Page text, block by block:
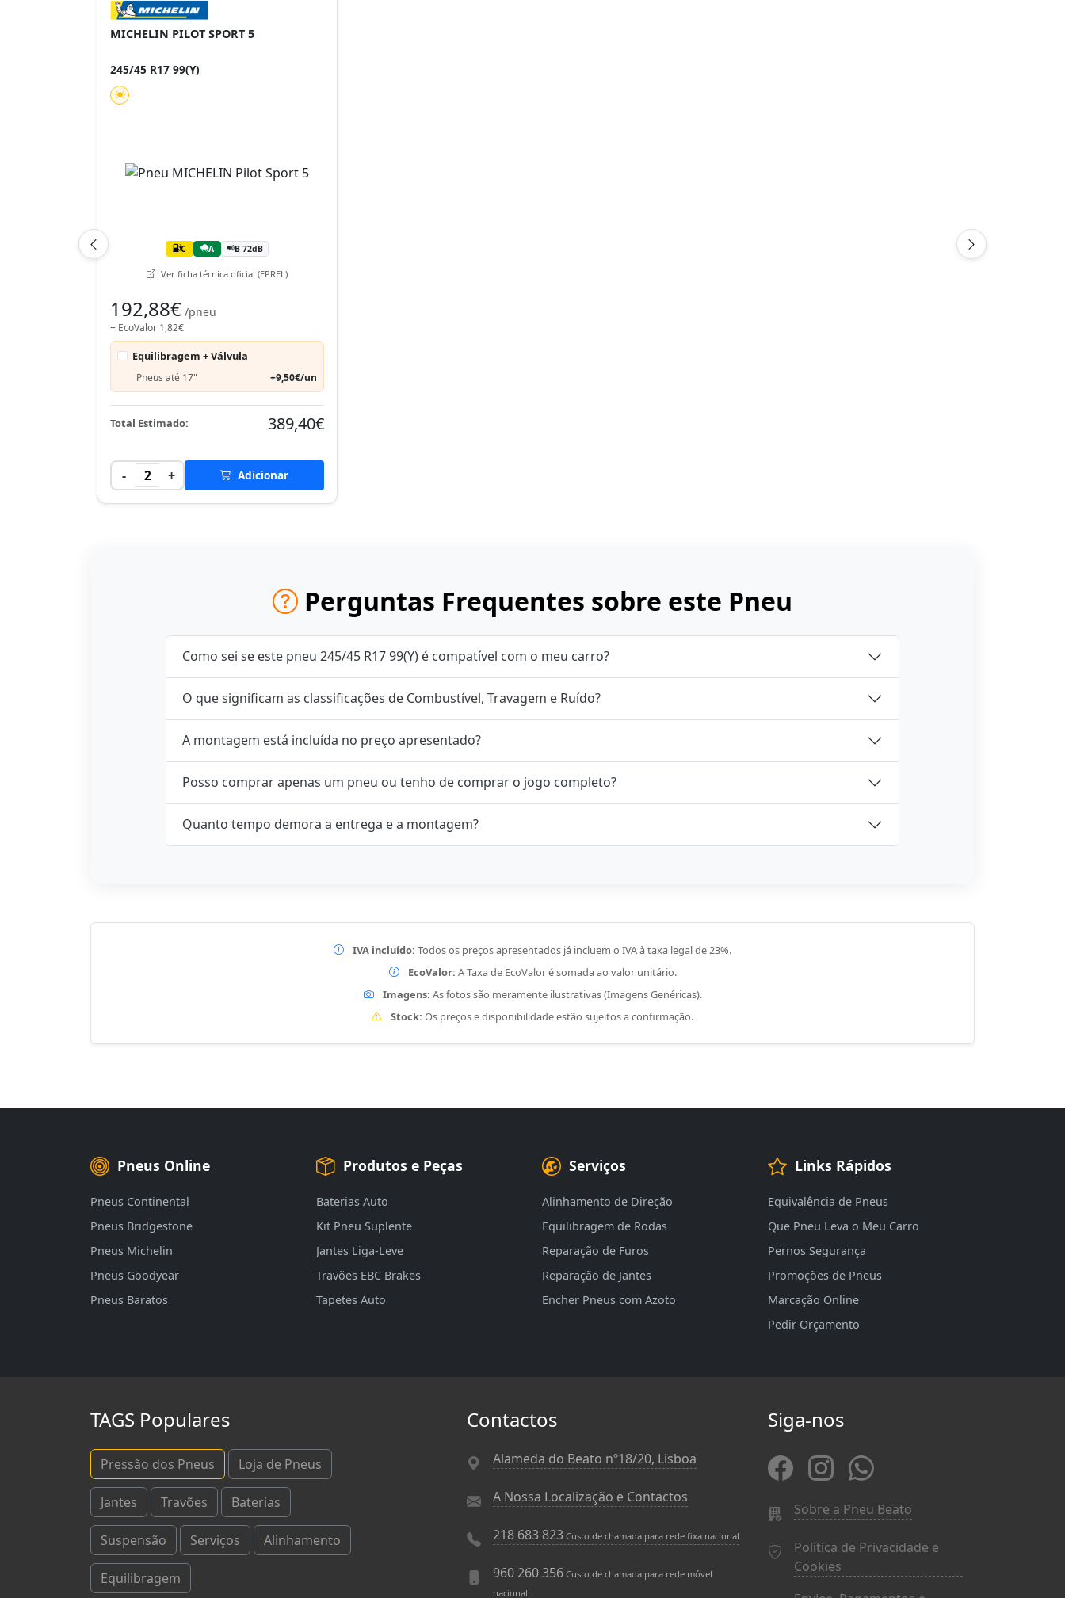
MICHELIN PILOT SPORT 5
245/45 R17 99(Y)
C A B 72dB
Ver ficha técnica oficial (EPREL)
192,88€ /pneu
+ EcoValor 1,82€
Equilibragem + Válvula
Pneus até 17" +9,50€/un
Total Estimado: 389,40€
- 2 + Adicionar
Perguntas Frequentes sobre este Pneu
Como sei se este pneu 245/45 R17 99(Y) é compatível com o meu carro?
O que significam as classificações de Combustível, Travagem e Ruído?
A montagem está incluída no preço apresentado?
Posso comprar apenas um pneu ou tenho de comprar o jogo completo?
Quanto tempo demora a entrega e a montagem?
IVA incluído: Todos os preços apresentados já incluem o IVA à taxa legal de 23%.
EcoValor: A Taxa de EcoValor é somada ao valor unitário.
Imagens: As fotos são meramente ilustrativas (Imagens Genéricas).
Stock: Os preços e disponibilidade estão sujeitos a confirmação.
Pneus Online
Pneus Continental
Pneus Bridgestone
Pneus Michelin
Pneus Goodyear
Pneus Baratos
Produtos e Peças
Baterias Auto
Kit Pneu Suplente
Jantes Liga-Leve
Travões EBC Brakes
Tapetes Auto
Serviços
Alinhamento de Direção
Equilibragem de Rodas
Reparação de Furos
Reparação de Jantes
Encher Pneus com Azoto
Links Rápidos
Equivalência de Pneus
Que Pneu Leva o Meu Carro
Pernos Segurança
Promoções de Pneus
Marcação Online
Pedir Orçamento
TAGS Populares
Pressão dos Pneus Loja de Pneus
Jantes Travões Baterias
Suspensão Serviços Alinhamento
Equilibragem
Contactos
Alameda do Beato nº18/20, Lisboa
A Nossa Localização e Contactos
218 683 823 Custo de chamada para rede fixa nacional
960 260 356 Custo de chamada para rede móvel
nacional
Siga-nos
Sobre a Pneu Beato
Política de Privacidade e
Cookies